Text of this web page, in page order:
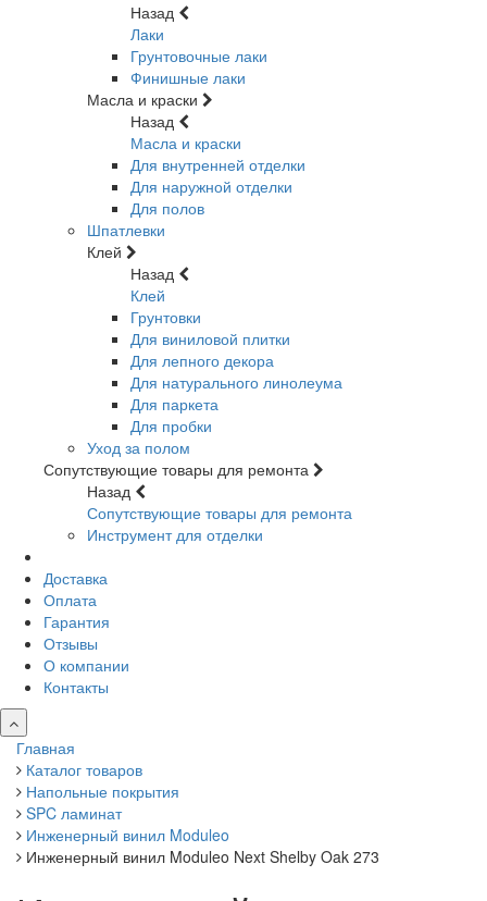
Назад
Лаки
Грунтовочные лаки
Финишные лаки
Масла и краски
Назад
Масла и краски
Для внутренней отделки
Для наружной отделки
Для полов
Шпатлевки
Клей
Назад
Клей
Грунтовки
Для виниловой плитки
Для лепного декора
Для натурального линолеума
Для паркета
Для пробки
Уход за полом
Сопутствующие товары для ремонта
Назад
Сопутствующие товары для ремонта
Инструмент для отделки
Доставка
Оплата
Гарантия
Отзывы
О компании
Контакты
Главная
Каталог товаров
Напольные покрытия
SPC ламинат
Инженерный винил Moduleo
Инженерный винил Moduleo Next Shelby Oak 273